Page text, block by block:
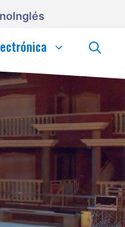
Inglés